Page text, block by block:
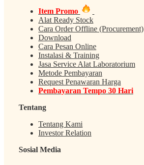
Item Promo
Alat Ready Stock
Cara Order Offline (Procurement)
Download
Cara Pesan Online
Instalasi & Training
Jasa Service Alat Laboratorium
Metode Pembayaran
Request Penawaran Harga
Pembayaran Tempo 30 Hari
Tentang
Tentang Kami
Investor Relation
Sosial Media